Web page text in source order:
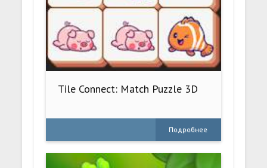
Tile Connect: Match Puzzle 3D
Подробнее